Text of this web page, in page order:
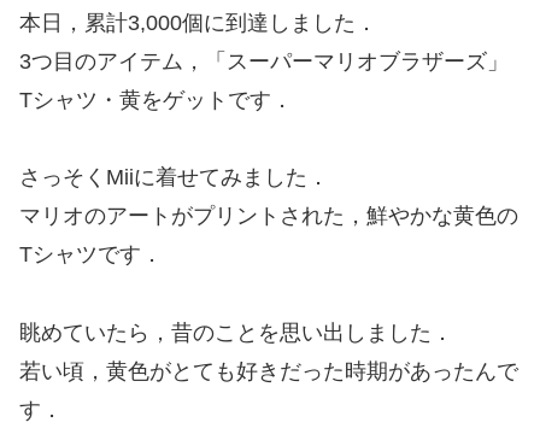
本日，累計3,000個に到達しました．
3つ目のアイテム，「スーパーマリオブラザーズ」
Tシャツ・黄をゲットです．
さっそくMiiに着せてみました．
マリオのアートがプリントされた，鮮やかな黄色の
Tシャツです．
眺めていたら，昔のことを思い出しました．
若い頃，黄色がとても好きだった時期があったんで
す．